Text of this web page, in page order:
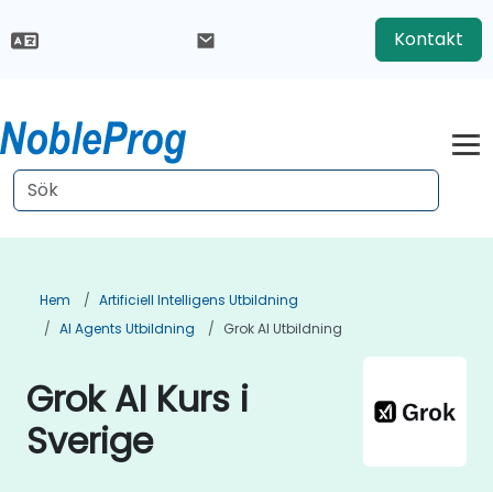
Kontakt
Hem
Artificiell Intelligens Utbildning
AI Agents Utbildning
Grok AI Utbildning
Grok AI Kurs i
Sverige